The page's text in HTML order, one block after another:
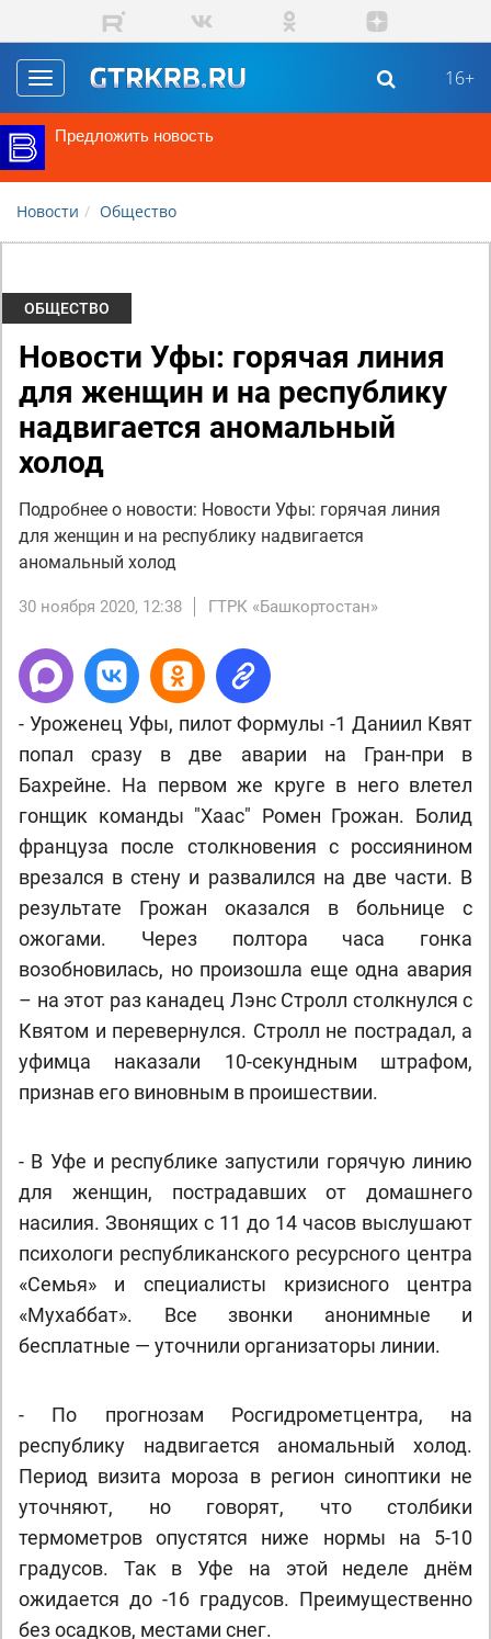
Перейти к основному содержанию
Toggle
navigation
16+
Предложить новость
Новости Общество
ОБЩЕСТВО
Новости Уфы: горячая линия
для женщин и на республику
надвигается аномальный
холод
Подробнее о новости: Новости Уфы: горячая линия
для женщин и на республику надвигается
аномальный холод
30 ноября 2020, 12:38 ГТРК «Башкортостан»
- Уроженец Уфы, пилот Формулы -1 Даниил Квят
попал сразу в две аварии на Гран-при в
Бахрейне. На первом же круге в него влетел
гонщик команды "Хаас" Ромен Грожан. Болид
француза после столкновения с россиянином
врезался в стену и развалился на две части. В
результате Грожан оказался в больнице с
ожогами. Через полтора часа гонка
возобновилась, но произошла еще одна авария
– на этот раз канадец Лэнс Стролл столкнулся с
Квятом и перевернулся. Стролл не пострадал, а
уфимца наказали 10-секундным штрафом,
признав его виновным в проишествии.
- В Уфе и республике запустили горячую линию
для женщин, пострадавших от домашнего
насилия. Звонящих с 11 до 14 часов выслушают
психологи республиканского ресурсного центра
«Семья» и специалисты кризисного центра
«Мухаббат». Все звонки анонимные и
бесплатные — уточнили организаторы линии.
- По прогнозам Росгидрометцентра, на
республику надвигается аномальный холод.
Период визита мороза в регион синоптики не
уточняют, но говорят, что столбики
термометров опустятся ниже нормы на 5-10
градусов. Так в Уфе на этой неделе днём
ожидается до -16 градусов. Преимущественно
без осадков, местами снег.